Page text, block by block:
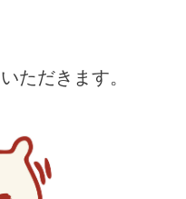
ただきます。